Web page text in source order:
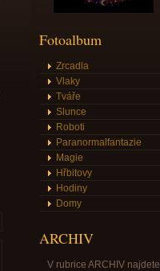
Fotoalbum
Zrcadla
Vlaky
Tváře
Slunce
Roboti
Paranormalfantazie
Magie
Hřbitovy
Hodiny
Domy
ARCHIV
V rubrice ARCHIV najdete